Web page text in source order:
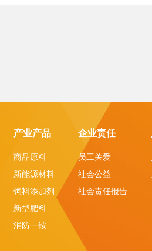
产业产品
商品原料
新能源材料
饲料添加剂
新型肥料
消防一铵
企业责任
员工关爱
社会公益
社会责任报告